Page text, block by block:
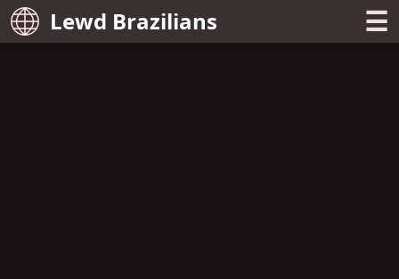
Lewd Brazilians ☰